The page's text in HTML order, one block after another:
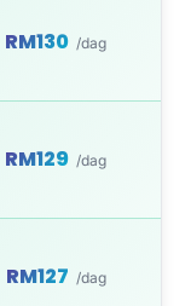
RM130 /dag
RM129 /dag
RM127 /dag